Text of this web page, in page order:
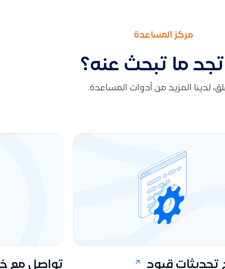
مركز المساعدة
ما تبحث عنه؟
لدينا المزيد من أدوات المساعدة.
قيود تواصل مع